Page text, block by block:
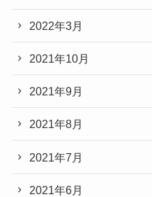
2022年3月
2021年10月
2021年9月
2021年8月
2021年7月
2021年6月